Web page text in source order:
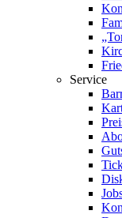
Service